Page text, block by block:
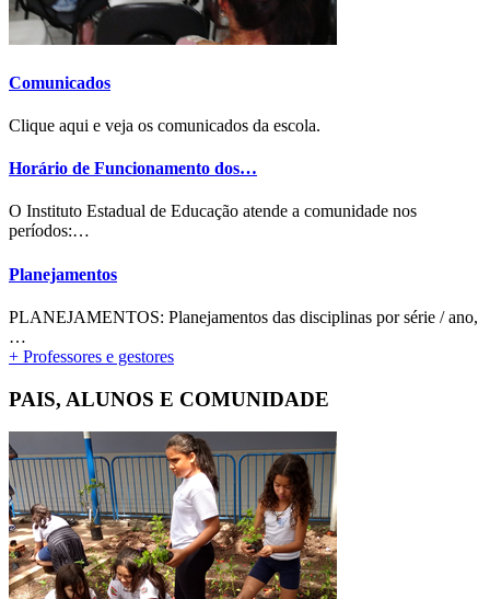
Comunicados
Clique aqui e veja os comunicados da escola.
Horário de Funcionamento dos…
O Instituto Estadual de Educação atende a comunidade nos
períodos:…
Planejamentos
PLANEJAMENTOS: Planejamentos das disciplinas por série / ano,
…
+ Professores e gestores
PAIS, ALUNOS E COMUNIDADE